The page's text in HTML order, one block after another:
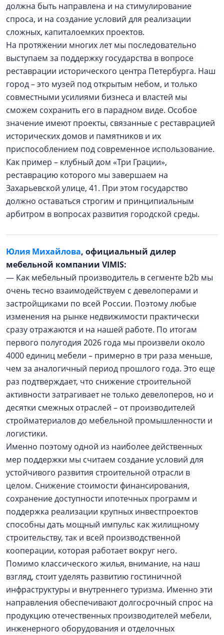
должна быть направлена и на стимулирование
спроса, и на создание условий для реализации
сложных, капиталоемких проектов.
На протяжении многих лет мы последовательно
выступаем за поддержку государства в вопросе
реставрации исторического центра Петербурга. Наш
город – это музей под открытым небом, и только
совместными усилиями бизнеса и властей мы
сможем сохранить его в парадном виде. Особое
значение имеют проекты, связанные с реставрацией
исторических домов и памятников и их
приспособлением под современное использование.
Как пример – клубный дом «Три Грации»,
реставрацию которого мы завершаем на
Захарьевской улице, 41. При этом государство
должно оставаться строгим и принципиальным
арбитром в вопросах развития городской среды.
Юлия Михайлова, официальный дилер
мебельной компании VIMIS:
— Как мебельный производитель в сегменте b2b мы
очень тесно взаимодействуем с девелоперами и
застройщиками по всей России. Поэтому любые
изменения на рынке недвижимости практически
сразу отражаются и на нашей работе. По итогам
первого полугодия 2026 года мы произвели около
4000 единиц мебели – примерно в три раза меньше,
чем за аналогичный период прошлого года. Это еще
раз подтверждает, что снижение строительной
активности затрагивает не только девелоперов, но и
десятки смежных отраслей – от производителей
стройматериалов до мебельной промышленности и
логистики.
Именно поэтому одной из наиболее действенных
мер поддержки мы считаем создание условий для
устойчивого развития строительной отрасли в
целом. Снижение стоимости финансирования,
сохранение доступности ипотечных программ и
поддержка реализации крупных инвестпроектов
способны дать мощный импульс как жилищному
строительству, так и всей производственной
кооперации, которая работает вокруг него.
Помимо классического жилья, внимание, на наш
взгляд, стоит уделять развитию гостиничной
инфраструктуры и внутреннего туризма. Именно эти
направления обеспечивают долгосрочный спрос на
продукцию отечественных производителей мебели,
инженерного оборудования и отделочных